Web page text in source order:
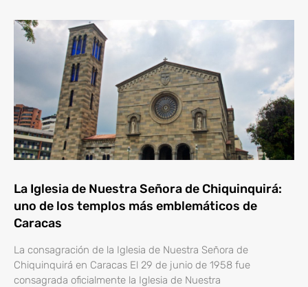
La Iglesia de Nuestra Señora de Chiquinquirá:
uno de los templos más emblemáticos de
Caracas
La consagración de la Iglesia de Nuestra Señora de
Chiquinquirá en Caracas El 29 de junio de 1958 fue
consagrada oficialmente la Iglesia de Nuestra